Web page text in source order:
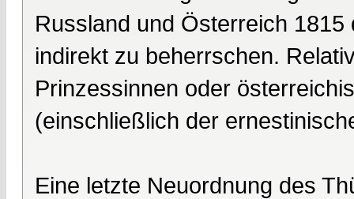
Russland und Österreich
indirekt zu beherrschen.
Prinzessinnen oder
(einschließlich der
Eine letzte Neuordnung des